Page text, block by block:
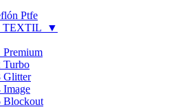
Ptfe
TEXTIL
▼
Premium
Turbo
Glitter
Image
Blockout